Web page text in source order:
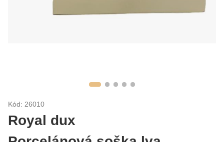
Kód: 26010
Royal dux